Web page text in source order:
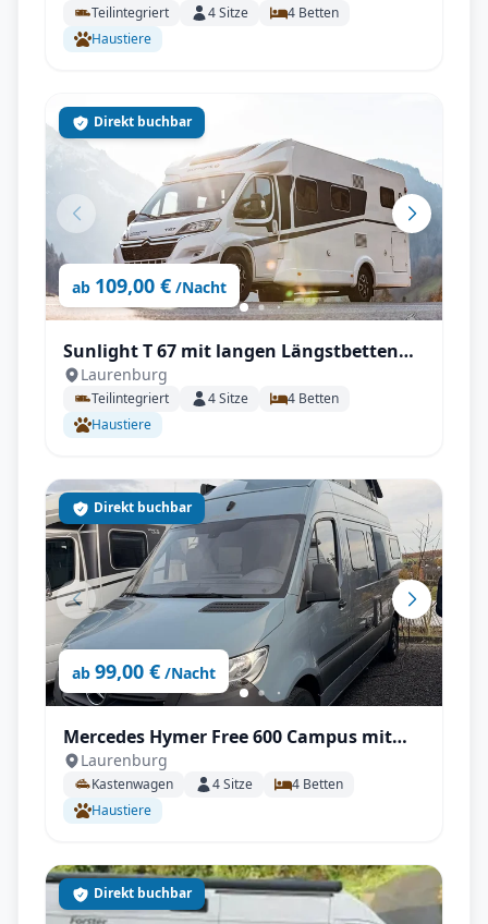
Teilintegriert 4Sitze 4 Betten
Haustiere
ab 109,00 € /Nacht
Direkt buchbar
Sunlight T 67 mit langen Längstbetten
und voll Autrak
Laurenburg
Teilintegriert 4Sitze 4 Betten
Haustiere
ab 99,00 € /Nacht
Direkt buchbar
Mercedes Hymer Free 600 Campus mit
Automatik, Aufstelldach, AHK uvm.
Laurenburg
Kastenwagen 4Sitze 4 Betten
Haustiere
Direkt buchbar